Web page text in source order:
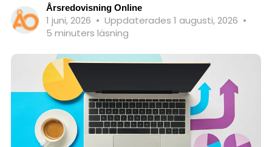
Årsredovisning Online
1 juni, 2026 • Uppdaterades 1 augusti, 2026 •
5 minuters läsning